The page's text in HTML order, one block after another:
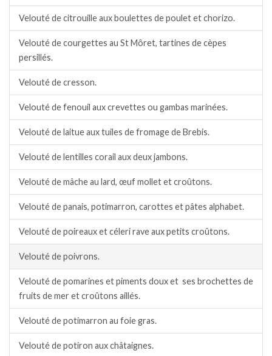
Velouté de citrouille aux boulettes de poulet et chorizo.
Velouté de courgettes au St Môret, tartines de cèpes
persillés.
Velouté de cresson.
Velouté de fenouil aux crevettes ou gambas marinées.
Velouté de laitue aux tuiles de fromage de Brebis.
Velouté de lentilles corail aux deux jambons.
Velouté de mâche au lard, œuf mollet et croûtons.
Velouté de panais, potimarron, carottes et pâtes alphabet.
Velouté de poireaux et céleri rave aux petits croûtons.
Velouté de poivrons.
Velouté de pomarines et piments doux et ses brochettes de
fruits de mer et croûtons aillés.
Velouté de potimarron au foie gras.
Velouté de potiron aux châtaignes.